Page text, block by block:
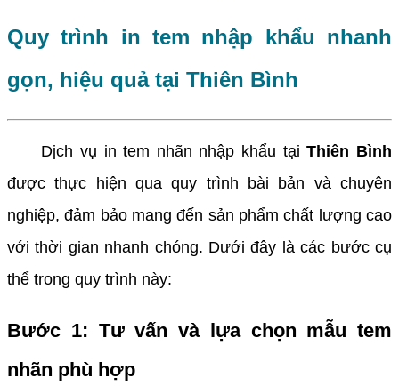
Quy trình in tem nhập khẩu nhanh
gọn, hiệu quả tại Thiên Bình
Dịch vụ in tem nhãn nhập khẩu tạiThiên Bình
được thực hiện qua quy trình bài bản và chuyên
nghiệp, đảm bảo mang đến sản phẩm chất lượng cao
với thời gian nhanh chóng. Dưới đây là các bước cụ
thể trong quy trình này:
Bước 1: Tư vấn và lựa chọn mẫu tem
nhãn phù hợp